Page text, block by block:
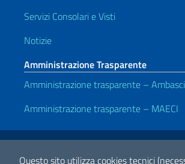
Questo sito utilizza cookies tecnici
Servizi Consolari e Visti
Notizie
Amministrazione Trasparente
Amministrazione trasparente –
Amministrazione trasparente – MAECI
Link Utili